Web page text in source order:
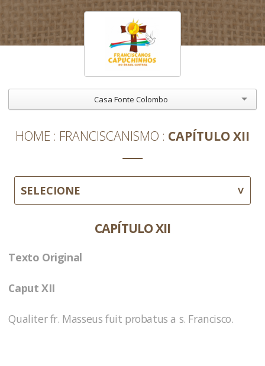
Casa Fonte Colombo
HOME FRANCISCANISMO CAPÍTULO XII
SELECIONE
CAPÍTULO XII
Texto Original
Caput XII
Qualiter fr. Masseus fuit probatus a s. Francisco.